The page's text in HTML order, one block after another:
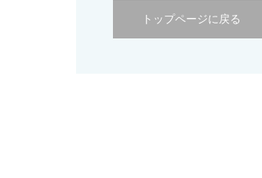
トップページに戻る